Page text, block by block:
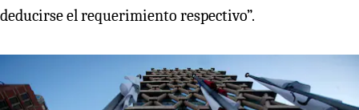
deducirse el requerimiento respectivo”.